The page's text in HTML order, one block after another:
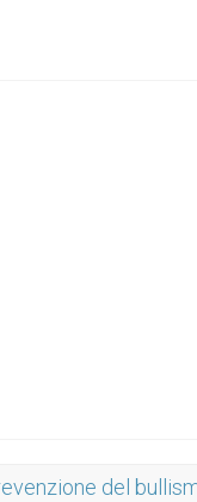
del